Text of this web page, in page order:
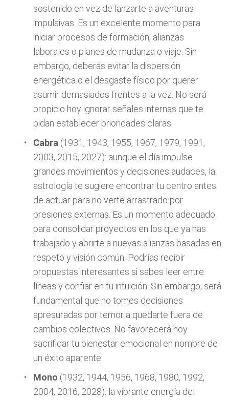
sostenido en vez de lanzarte a aventuras
impulsivas. Es un excelente momento para
iniciar procesos de formación, alianzas
laborales o planes de mudanza o viaje. Sin
embargo, deberás evitar la dispersión
energética o el desgaste físico por querer
asumir demasiados frentes a la vez. No será
propicio hoy ignorar señales internas que te
pidan establecer prioridades claras
Cabra (1931, 1943, 1955, 1967, 1979, 1991,
2003, 2015, 2027): aunque el día impulse
grandes movimientos y decisiones audaces, la
astrología te sugiere encontrar tu centro antes
de actuar para no verte arrastrado por
presiones externas. Es un momento adecuado
para consolidar proyectos en los que ya has
trabajado y abrirte a nuevas alianzas basadas en
respeto y visión común. Podrías recibir
propuestas interesantes si sabes leer entre
líneas y confiar en tu intuición. Sin embargo, será
fundamental que no tomes decisiones
apresuradas por temor a quedarte fuera de
cambios colectivos. No favorecerá hoy
sacrificar tu bienestar emocional en nombre de
un éxito aparente
Mono (1932, 1944, 1956, 1968, 1980, 1992,
2004, 2016, 2028): la vibrante energía del